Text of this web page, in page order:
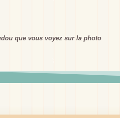
que vous voyez sur la photo